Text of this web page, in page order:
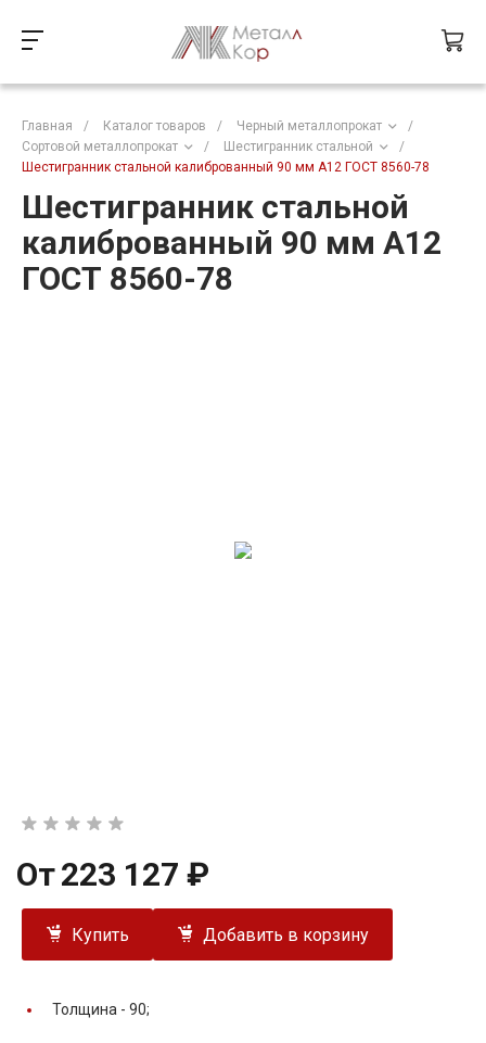
Главная / Каталог товаров / Черный металлопрокат
/
Сортовой металлопрокат
/ Шестигранник стальной
/
Шестигранник стальной калиброванный 90 мм А12 ГОСТ 8560-78
Шестигранник стальной
калиброванный 90 мм А12
ГОСТ 8560-78
От223 127 ₽
Купить Добавить в корзину
Толщина - 90;